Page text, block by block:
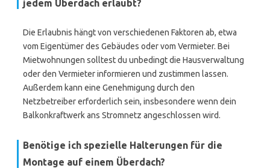
jedem Überdach erlaubt?
Die Erlaubnis hängt von verschiedenen Faktoren ab, etwa
vom Eigentümer des Gebäudes oder vom Vermieter. Bei
Mietwohnungen solltest du unbedingt die Hausverwaltung
oder den Vermieter informieren und zustimmen lassen.
Außerdem kann eine Genehmigung durch den
Netzbetreiber erforderlich sein, insbesondere wenn dein
Balkonkraftwerk ans Stromnetz angeschlossen wird.
Benötige ich spezielle Halterungen für die
Montage auf einem Überdach?